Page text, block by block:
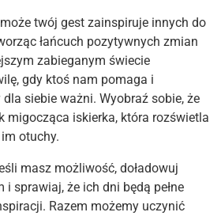
twój gest zainspiruje innych do
łańcuch pozytywnych zmian
zabieganym świecie
gdy ktoś nam pomaga i
siebie ważni. Wyobraź sobie, że
migocząca iskierka, która rozświetla
otuchy.
masz możliwość, doładowuj
sprawiaj, że ich dni będą pełne
Razem możemy uczynić